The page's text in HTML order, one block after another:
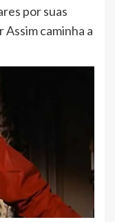
por suas
Assim caminha a